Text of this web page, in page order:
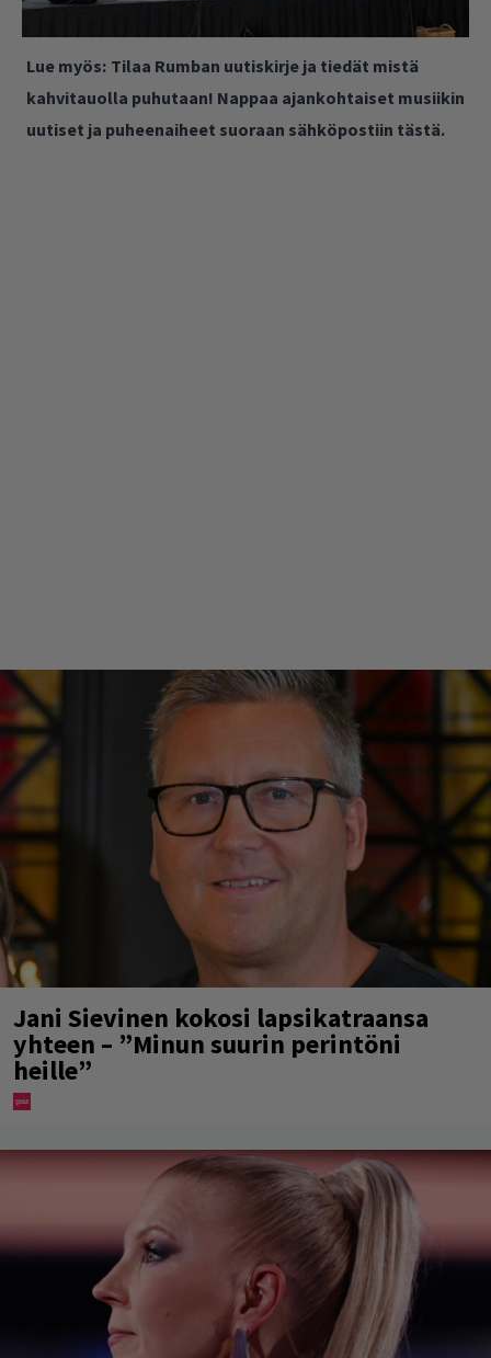
Lue myös: Tilaa Rumban uutiskirje ja tiedät mistä
kahvitauolla puhutaan! Nappaa ajankohtaiset musiikin
uutiset ja puheenaiheet suoraan sähköpostiin tästä.
Jani Sievinen kokosi lapsikatraansa
yhteen – ”Minun suurin perintöni
heille”